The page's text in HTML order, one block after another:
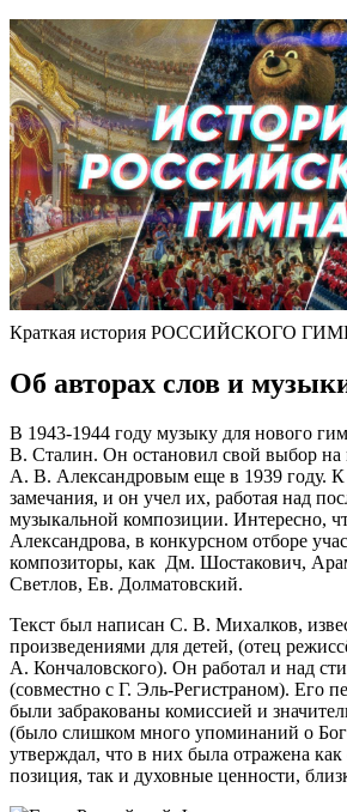
Краткая история РОССИЙСКОГО
Об авторах слов и
В 1943-1944 году музыку для нового
В. Сталин. Он остановил свой выбор на
А. В. Александровым еще в 1939 году.
замечания, и он учел их, работая над
музыкальной композиции. Интересно,
Александрова, в конкурсном отборе
композиторы, как Дм. Шостакович,
Светлов, Ев. Долматовский.
Текст был написан С. В. Михалков,
произведениями для детей, (отец
А. Кончаловского). Он работал и над
(совместно с Г. Эль-Регистраном). Его
были забракованы комиссией и
(было слишком много упоминаний о
утверждал, что в них была отражена как
позиция, так и духовные ценности,